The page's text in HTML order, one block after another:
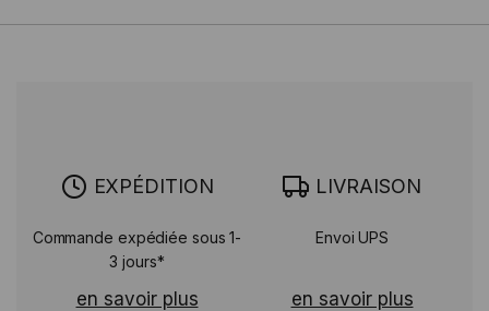
EXPÉDITION
Commande expédiée sous 1-
3 jours*
en savoir plus
LIVRAISON
Envoi UPS
en savoir plus